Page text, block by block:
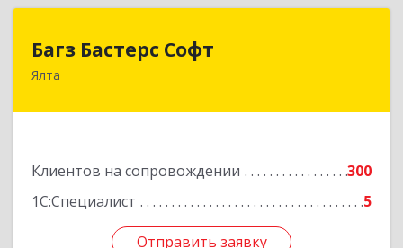
Багз Бастерс Софт
Ялта
Клиентов на сопровождении
300
1С:Специалист
5
Отправить заявку
Багз Бастерс Софт
298603, Крым Респ, Ялта г, Свердлова ул, дом №
Отправить заявку